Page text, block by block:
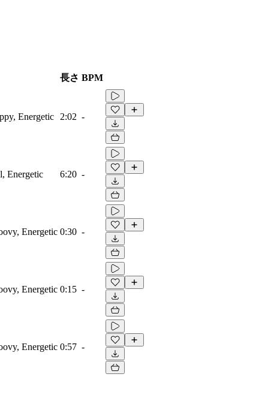
長さ BPM
Energetic 2:02 -
Energetic 6:20 -
Energetic 0:30 -
Energetic 0:15 -
Energetic 0:57 -